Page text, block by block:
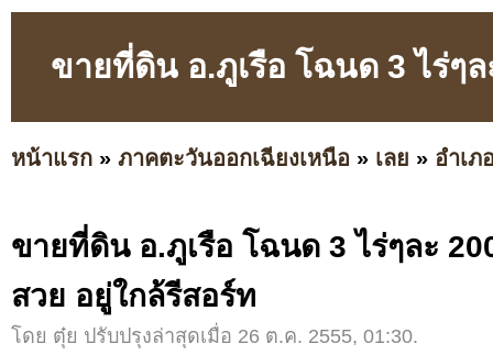
ขายที่ดิน อ.ภูเรือ โฉนด 3 ไร่ๆ
หน้าแรก » ภาคตะวันออกเฉียงเหนือ » เลย » อำเภ
ขายที่ดิน อ.ภูเรือ โฉนด 3 ไร่ๆละ
สวย อยู่ใกล้รีสอร์ท
โดย ตุ๋ย ปรับปรุงล่าสุดเมื่อ 26 ต.ค. 2555, 01:30.